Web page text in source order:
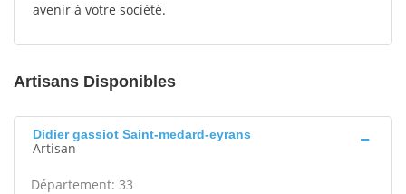
avenir à votre société.
Artisans Disponibles
Didier gassiot Saint-medard-eyrans
Artisan
Département: 33